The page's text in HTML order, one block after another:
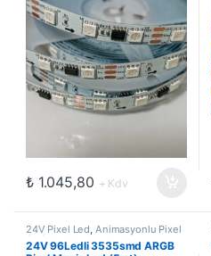
₺1.045,80 + Kdv
24V Pixel Led, Animasyonlu Pixel
Şerit Led Led ve Aydınlatma
Çözümleri
24V 96Ledli 3535smd ARGB